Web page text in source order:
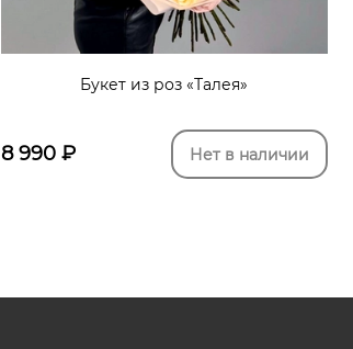
Букет из роз «Талея»
8 990₽ Нет в наличии